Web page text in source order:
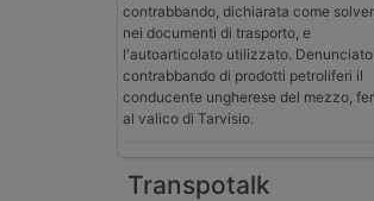
contrabbando, dichiarata come
nei documenti di trasporto, e
l'autoarticolato utilizzato.
contrabbando di prodotti petroliferi il
conducente ungherese del mezzo,
al valico di Tarvisio.
Transpotalk